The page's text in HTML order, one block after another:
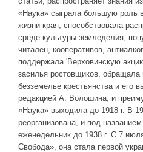
«Наука» сыграла большую роль
жизни края, способствовала
среде культуры земледелия,
читален, кооперативов,
поддержала 'Верховинскую
засилья ростовщиков,
безземелье крестьянства и
редакцией А. Волошина, и
«Наука» выходила до 1918 г. В
реорганизована, и под
еженедельник до 1938 г. С 7
Свобода», она стала первой